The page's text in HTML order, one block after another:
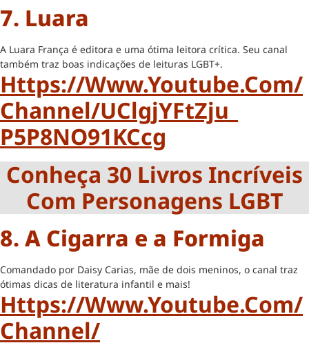
7. Luara
A Luara França é editora e uma ótima leitora crítica. Seu canal
também traz boas indicações de leituras LGBT+.
Https://www.youtube.com/
Channel/UClgjYFtZju_
P5P8NO91KCcg
Conheça 30 Livros Incríveis
Com Personagens LGBT
8. A Cigarra e a Formiga
Comandado por Daisy Carias, mãe de dois meninos, o canal traz
ótimas dicas de literatura infantil e mais!
Https://www.youtube.com/
Channel/